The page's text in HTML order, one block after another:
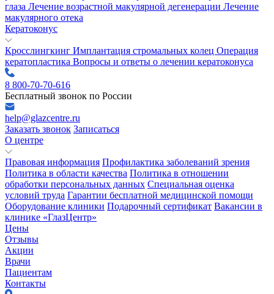
глаза Лечение возрастной макулярной дегенерации Лечение
макулярного отека
Кератоконус
Кросслингкинг Имплантация стромальных колец Операция
кератопластика Вопросы и ответы о лечении кератоконуса
8 800-70-70-616
Бесплатный звонок по России
help@glazcentre.ru
Заказать звонок Записаться
О центре
Правовая информация Профилактика заболеваний зрения
Политика в области качества Политика в отношении
обработки персональных данных Специальная оценка
условий труда Гарантии бесплатной медицинской помощи
Оборудование клиники Подарочный сертификат Вакансии в
клинике «ГлазЦентр»
Цены
Отзывы
Акции
Врачи
Пациентам
Контакты